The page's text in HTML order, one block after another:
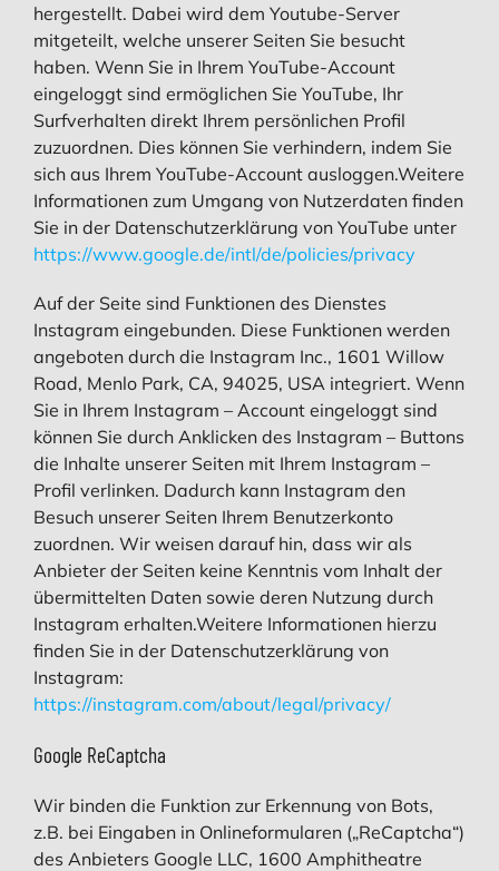
hergestellt. Dabei wird dem Youtube-Server
mitgeteilt, welche unserer Seiten Sie besucht
haben. Wenn Sie in Ihrem YouTube-Account
eingeloggt sind ermöglichen Sie YouTube, Ihr
Surfverhalten direkt Ihrem persönlichen Profil
zuzuordnen. Dies können Sie verhindern, indem Sie
sich aus Ihrem YouTube-Account ausloggen.Weitere
Informationen zum Umgang von Nutzerdaten finden
Sie in der Datenschutzerklärung von YouTube unter
https://www.google.de/intl/de/policies/privacy
Auf der Seite sind Funktionen des Dienstes
Instagram eingebunden. Diese Funktionen werden
angeboten durch die Instagram Inc., 1601 Willow
Road, Menlo Park, CA, 94025, USA integriert. Wenn
Sie in Ihrem Instagram – Account eingeloggt sind
können Sie durch Anklicken des Instagram – Buttons
die Inhalte unserer Seiten mit Ihrem Instagram –
Profil verlinken. Dadurch kann Instagram den
Besuch unserer Seiten Ihrem Benutzerkonto
zuordnen. Wir weisen darauf hin, dass wir als
Anbieter der Seiten keine Kenntnis vom Inhalt der
übermittelten Daten sowie deren Nutzung durch
Instagram erhalten.Weitere Informationen hierzu
finden Sie in der Datenschutzerklärung von
Instagram:
https://instagram.com/about/legal/privacy/
Google ReCaptcha
Wir binden die Funktion zur Erkennung von Bots,
z.B. bei Eingaben in Onlineformularen („ReCaptcha“)
des Anbieters Google LLC, 1600 Amphitheatre